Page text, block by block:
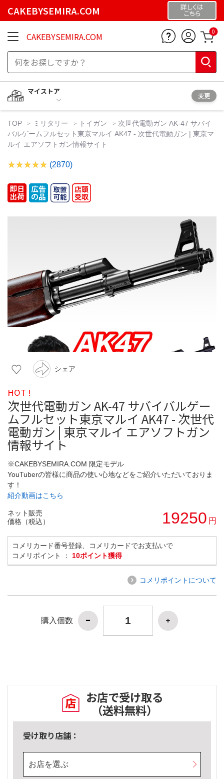
CAKEBYSEMIRA.COM 詳しくは
こちら
CAKEBYSEMIRA.COM 0
マイストア
変更
TOP ミリタリー トイガン
次世代電動ガン AK-47 サバイ
バルゲームフルセット東京マルイ AK47 - 次世代電動ガン | 東京マ
ルイ エアソフトガン情報サイト
(2870)
シェア
HOT !
次世代電動ガン AK-47 サバイバルゲー
ムフルセット東京マルイ AK47 - 次世代
電動ガン | 東京マルイ エアソフトガン
情報サイト
※CAKEBYSEMIRA.COM 限定モデル
YouTuberの皆様に商品の使い心地などをご紹介いただいておりま
す！
紹介動画はこちら
ネット販売
価格（税込）
19250 円
コメリカード番号登録、コメリカードでお支払いで
コメリポイント ： 10ポイント獲得
コメリポイントについて
購入個数
お店で受け取る
（送料無料）
受け取り店舗：
お店を選ぶ